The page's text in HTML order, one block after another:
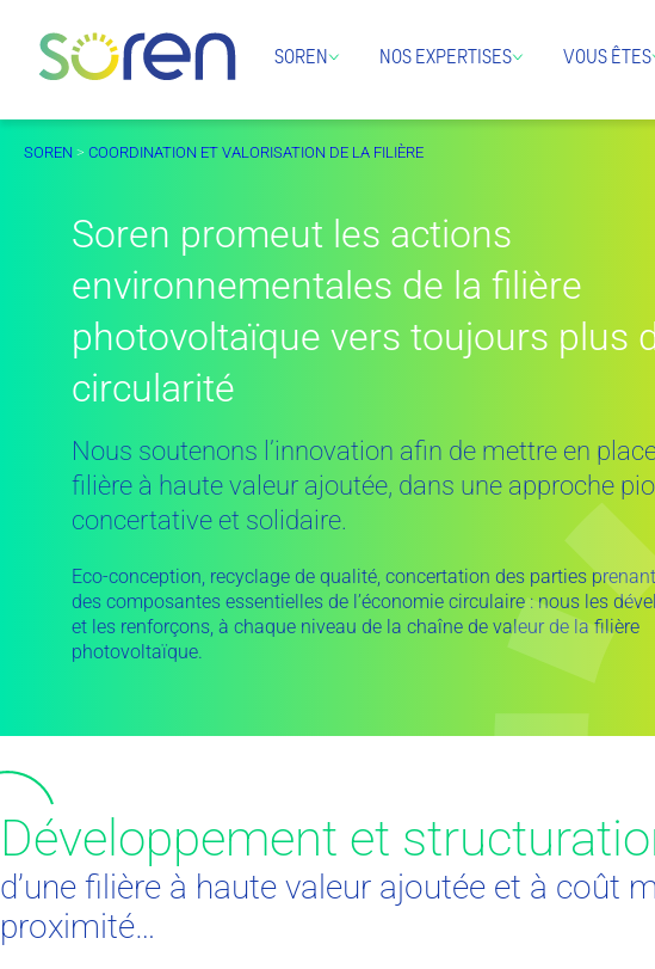
SOREN NOS EXPERTISES VOUS ÊTES
SOREN > COORDINATION ET VALORISATION DE LA FILIÈRE
Soren promeut les actions
environnementales de la filière
photovoltaïque vers toujours plus
circularité
Nous soutenons l’innovation afin de mettre en
filière à haute valeur ajoutée, dans une approche
concertative et solidaire.
Eco-conception, recyclage de qualité, concertation des parties
des composantes essentielles de l’économie circulaire : nous les
et les renforçons, à chaque niveau de la chaîne de valeur de la filière
photovoltaïque.
Développement et
d’une filière à haute valeur ajoutée et à coût
proximité…